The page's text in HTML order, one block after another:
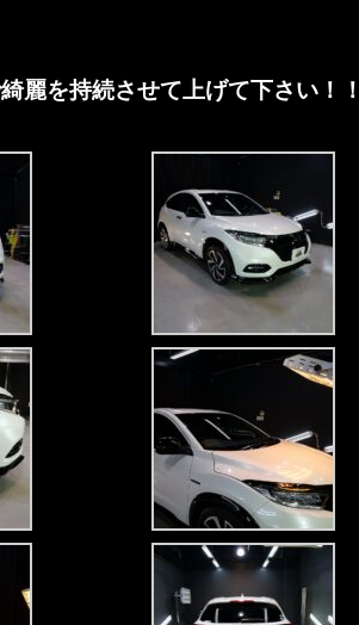
麗を持続させて上げて下さい！